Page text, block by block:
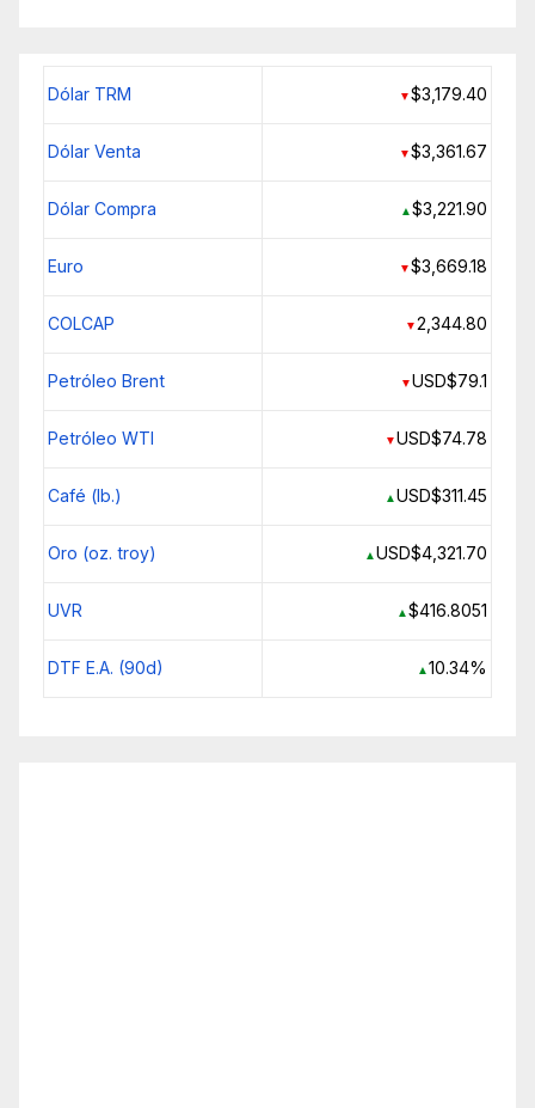
Dólar TRM ▼$3,179.40
Dólar Venta ▼$3,361.67
Dólar Compra ▲$3,221.90
Euro ▼$3,669.18
COLCAP ▼2,344.80
Petróleo Brent ▼USD$79.1
Petróleo WTI ▼USD$74.78
Café (lb.) ▲USD$311.45
Oro (oz. troy) ▲USD$4,321.70
UVR ▲$416.8051
DTF E.A. (90d) ▲ 10.34%